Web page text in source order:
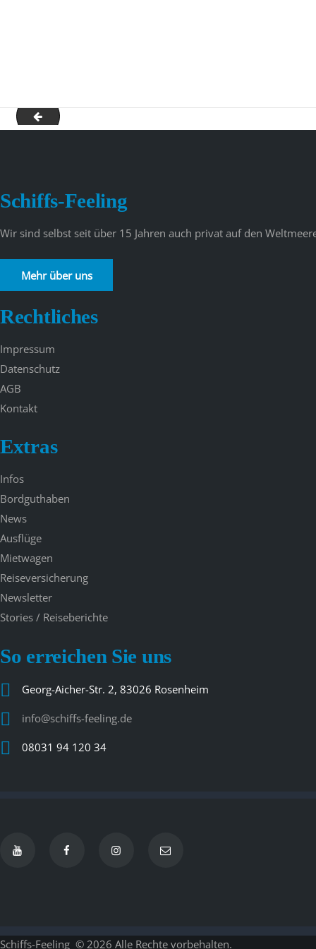
Hapag2-min
Schiffs-Feeling
Wir sind selbst seit über 15 Jahren auch privat auf den
Mehr über uns
Rechtliches
Impressum
Datenschutz
AGB
Kontakt
Extras
Infos
Bordguthaben
News
Ausflüge
Mietwagen
Reiseversicherung
Newsletter
Stories / Reiseberichte
So erreichen Sie uns
Georg-Aicher-Str. 2, 83026 Rosenheim
info@schiffs-feeling.de
08031 94 120 34
Schiffs-Feeling © 2026 Alle Rechte vorbehalten.